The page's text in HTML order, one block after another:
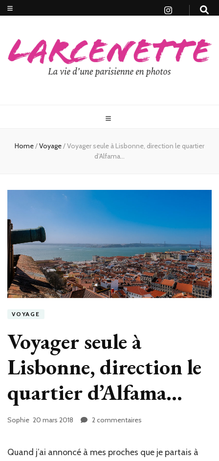
Home/Voyage/Voyager seule à Lisbonne, direction le quartier
d’Alfama…
VOYAGE
Voyager seule à
Lisbonne, direction le
quartier d’Alfama…
Sophie 20 mars 2018 2 commentaires
à
Quand j’ai annoncé à mes proches que je partais à